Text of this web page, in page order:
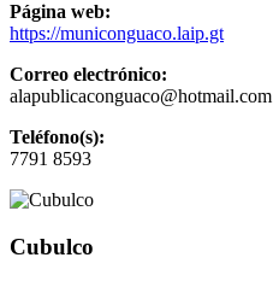
Página web:
https://municonguaco.laip.gt
Correo electrónico:
alapublicaconguaco@hotmail.com
Teléfono(s):
7791 8593
Cubulco